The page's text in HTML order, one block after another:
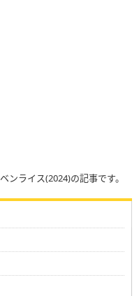
ンライス(2024)の記事です。